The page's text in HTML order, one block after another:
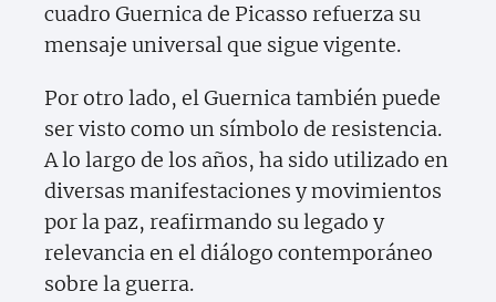
cuadro Guernica de Picasso refuerza su
mensaje universal que sigue vigente.
Por otro lado, el Guernica también puede
ser visto como un símbolo de resistencia.
A lo largo de los años, ha sido utilizado en
diversas manifestaciones y movimientos
por la paz, reafirmando su legado y
relevancia en el diálogo contemporáneo
sobre la guerra.